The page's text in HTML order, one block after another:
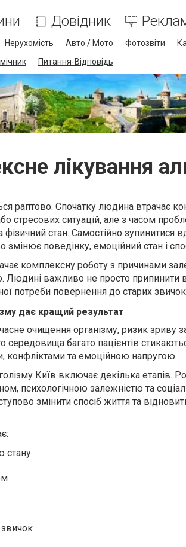
Довідник
Нерухомість Авто / Мото Фотозвіти
Питання-Відповідь
лікування
раптово. Спочатку людина втрачає
стресових ситуацій, але з часом
фізичний стан. Самостійно зупинитися
поведінку, емоційний стан і
комплексну роботу з причинами
Людині важливо не просто припинити
потреби повернення до старих
дає кращий результат
очищення організму, ризик зриву
багато пацієнтів
конфліктами та емоційною напругою.
Київ включає декілька етапів.
психологічною залежністю та
змінити спосіб життя та
стану